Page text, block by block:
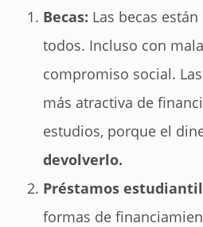
Becas: Las becas
todos. Incluso con
compromiso social.
más atractiva de
estudios, porque el
devolverlo.
Préstamos
formas de